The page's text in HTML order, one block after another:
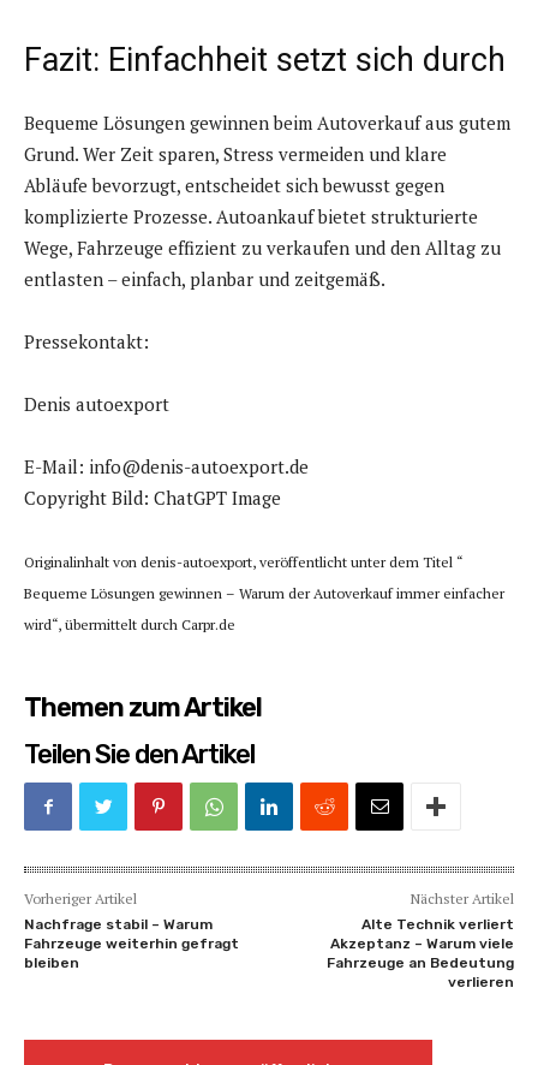
Fazit: Einfachheit setzt sich durch
Bequeme Lösungen gewinnen beim Autoverkauf aus gutem
Grund. Wer Zeit sparen, Stress vermeiden und klare
Abläufe bevorzugt, entscheidet sich bewusst gegen
komplizierte Prozesse. Autoankauf bietet strukturierte
Wege, Fahrzeuge effizient zu verkaufen und den Alltag zu
entlasten – einfach, planbar und zeitgemäß.
Pressekontakt:
Denis autoexport
E-Mail: info@denis-autoexport.de
Copyright Bild: ChatGPT Image
Originalinhalt von denis-autoexport, veröffentlicht unter dem Titel “
Bequeme Lösungen gewinnen – Warum der Autoverkauf immer einfacher
wird“, übermittelt durch Carpr.de
Themen zum Artikel
Teilen Sie den Artikel
Vorheriger Artikel
Nachfrage stabil – Warum
Fahrzeuge weiterhin gefragt
bleiben
Nächster Artikel
Alte Technik verliert
Akzeptanz – Warum viele
Fahrzeuge an Bedeutung
verlieren